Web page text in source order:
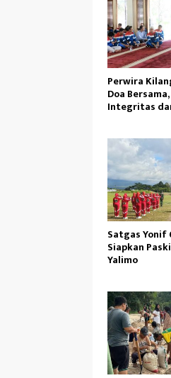
Perwira
Doa
Integritas
Satgas Yonif
Siapkan
Yalimo